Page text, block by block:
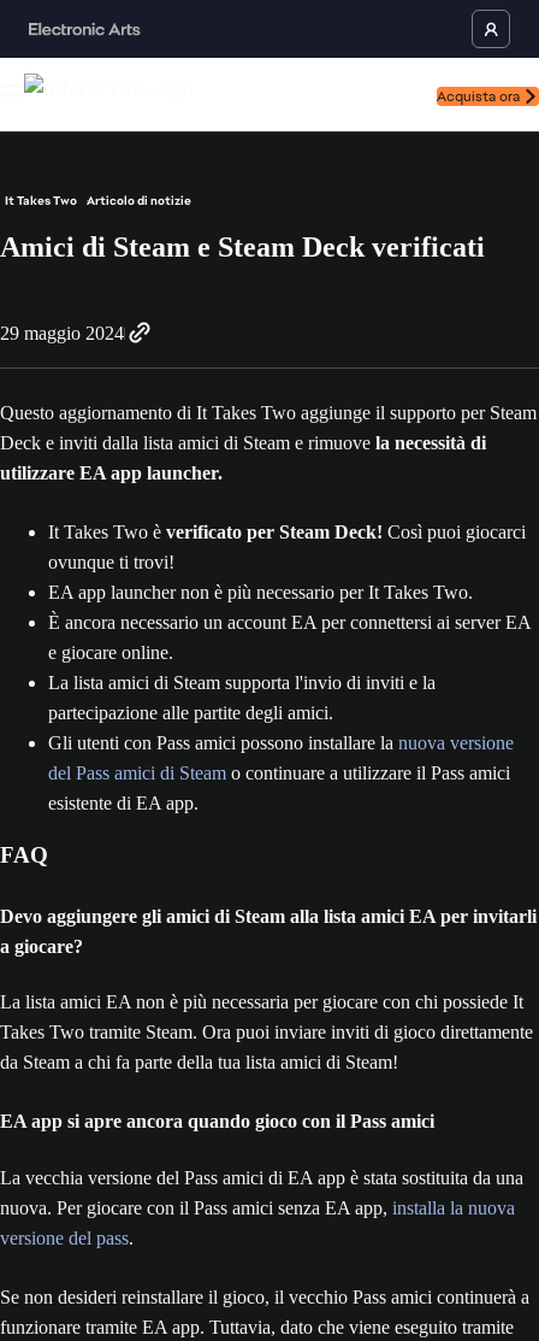
Acquista ora
It Takes Two Articolo di notizie
Amici di Steam e Steam Deck verificati
29 maggio 2024
Questo aggiornamento di It Takes Two aggiunge il supporto per Steam
Deck e inviti dalla lista amici di Steam e rimuove la necessità di
utilizzare EA app launcher.
It Takes Two è verificato per Steam Deck! Così puoi giocarci
ovunque ti trovi!
EA app launcher non è più necessario per It Takes Two.
È ancora necessario un account EA per connettersi ai server EA
e giocare online.
La lista amici di Steam supporta l'invio di inviti e la
partecipazione alle partite degli amici.
Gli utenti con Pass amici possono installare la nuova versione
del Pass amici di Steam o continuare a utilizzare il Pass amici
esistente di EA app.
FAQ
Devo aggiungere gli amici di Steam alla lista amici EA per invitarli
a giocare?
La lista amici EA non è più necessaria per giocare con chi possiede It
Takes Two tramite Steam. Ora puoi inviare inviti di gioco direttamente
da Steam a chi fa parte della tua lista amici di Steam!
EA app si apre ancora quando gioco con il Pass amici
La vecchia versione del Pass amici di EA app è stata sostituita da una
nuova. Per giocare con il Pass amici senza EA app, installa la nuova
versione del pass.
Se non desideri reinstallare il gioco, il vecchio Pass amici continuerà a
funzionare tramite EA app. Tuttavia, dato che viene eseguito tramite